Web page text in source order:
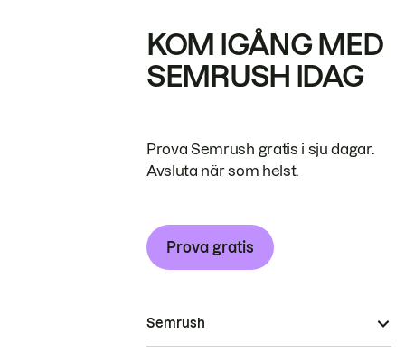
KOM IGÅNG MED
SEMRUSH IDAG
Prova Semrush gratis i sju dagar.
Avsluta när som helst.
Prova gratis
Semrush